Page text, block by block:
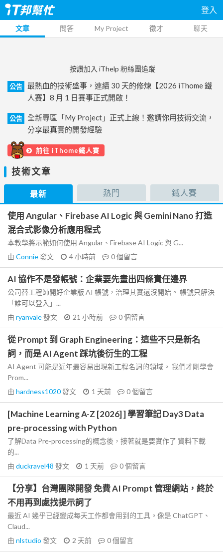
登入
文章 問答 My Project 徵才 聊天
按讚加入 iThelp 粉絲團追蹤
公告
最熱血的技術盛事，連續 30 天的修煉【2026 iThome 鐵
人賽】8 月 1 日賽事正式開啟！
公告
全新專區「My Project」正式上線！邀請你用技術交流，
分享最真實的開發經驗
前往 iThome鐵人賽
技術文章
最新 熱門 鐵人賽
使用 Angular、Firebase AI Logic 與 Gemini Nano 打造
混合式影像分析應用程式
本教學將示範如何使用 Angular、Firebase AI Logic 與 G...
由 Connie發文 4 小時前 0個留言
AI 協作不是發帳號：企業要先畫出四條責任邊界
公司替工程師開好企業版 AI 帳號，治理其實還沒開始。 帳號只解決
「誰可以登入」...
由 ryanvale發文 21 小時前 0個留言
從 Prompt 到 Graph Engineering：這些不只是新名
詞，而是 AI Agent 踩坑後衍生的工程
AI Agent 可能是近年最容易出現新工程名詞的領域。 我們才剛學會
Prom...
由 hardness1020發文 1 天前 0個留言
[Machine Learning A-Z [2026] ] 學習筆記 Day3 Data
pre-processing with Python
了解Data Pre-processing的概念後，接著就是要實作了 資料下載
的...
由 duckravel48 發文 1 天前 0個留言
【分享】台灣團隊開發 免費 AI Prompt 管理網站，終於
不用再到處找提示詞了
最近 AI 幾乎已經變成每天工作都會用到的工具。像是 ChatGPT、
Claud...
由 nlstudio 發文 2 天前 0個留言